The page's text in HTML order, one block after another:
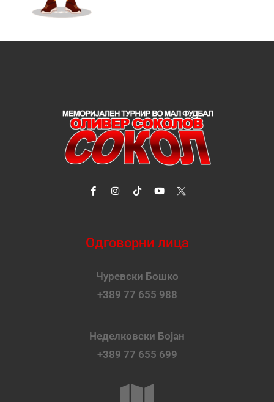
Одговорни лица
Чуревски Бошко
+389 77 655 988
Неделковски Бојан
+389 77 655 699